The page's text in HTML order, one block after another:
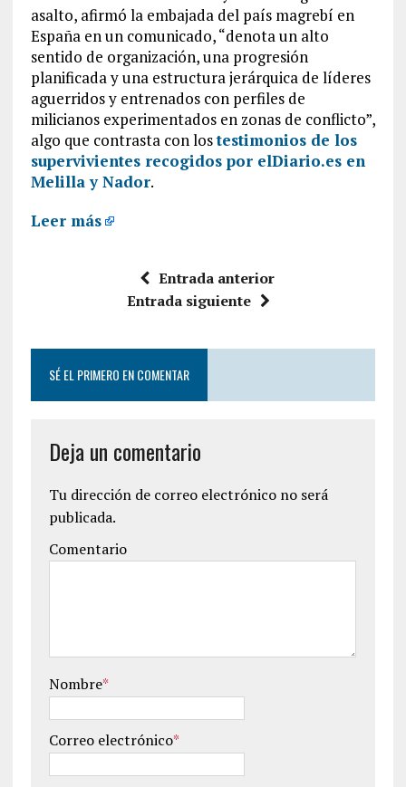
asalto, afirmó la embajada del país magrebí en
España en un comunicado, “denota un alto
sentido de organización, una progresión
planificada y una estructura jerárquica de líderes
aguerridos y entrenados con perfiles de
milicianos experimentados en zonas de conflicto”,
algo que contrasta con lostestimonios de los
supervivientes recogidos por elDiario.es en
Melilla y Nador.
Leer más
Entrada anterior
Entrada siguiente
SÉ EL PRIMERO EN COMENTAR
Deja un comentario
Tu dirección de correo electrónico no será
publicada.
Comentario
Nombre*
Correo electrónico*